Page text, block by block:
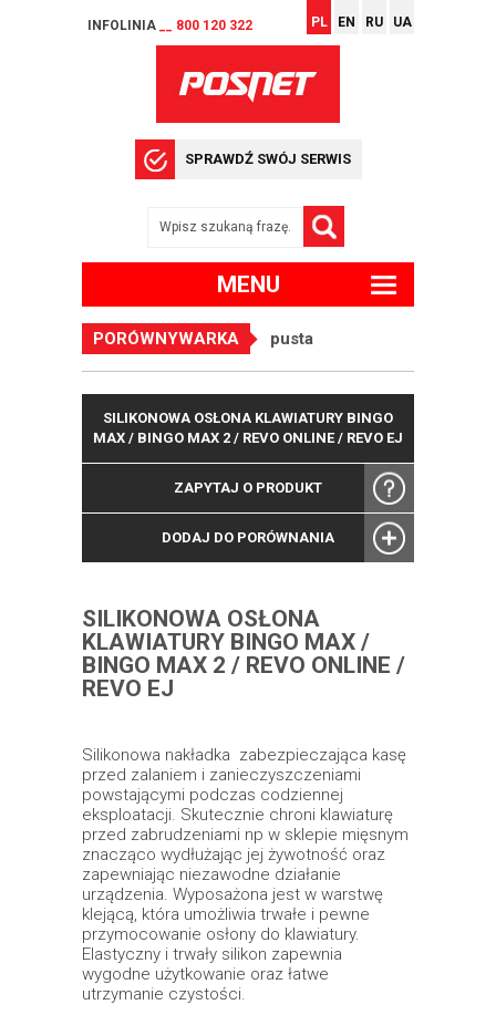
INFOLINIA __ 800 120 322 PL EN RU UA
SPRAWDŹ SWÓJ SERWIS
MENU
PORÓWNYWARKA pusta
SILIKONOWA OSŁONA KLAWIATURY BINGO
MAX / BINGO MAX 2 / REVO ONLINE / REVO EJ
ZAPYTAJ O PRODUKT
DODAJ DO PORÓWNANIA
SILIKONOWA OSŁONA
KLAWIATURY BINGO MAX /
BINGO MAX 2 / REVO ONLINE /
REVO EJ
Silikonowa nakładka zabezpieczająca kasę
przed zalaniem i zanieczyszczeniami
powstającymi podczas codziennej
eksploatacji. Skutecznie chroni klawiaturę
przed zabrudzeniami np w sklepie mięsnym
znacząco wydłużając jej żywotność oraz
zapewniając niezawodne działanie
urządzenia. Wyposażona jest w warstwę
klejącą, która umożliwia trwałe i pewne
przymocowanie osłony do klawiatury.
Elastyczny i trwały silikon zapewnia
wygodne użytkowanie oraz łatwe
utrzymanie czystości.